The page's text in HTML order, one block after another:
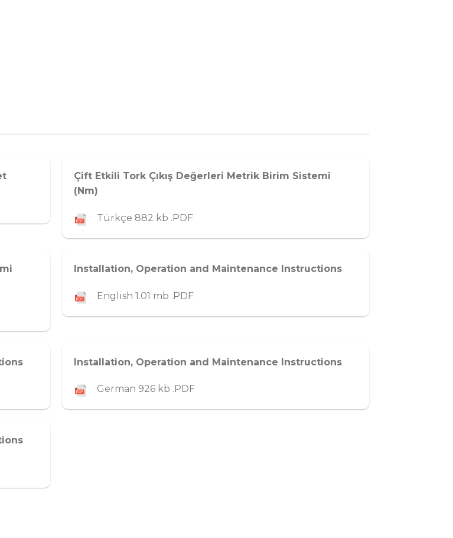
Çift Etkili Tork Çıkış Değerleri Metrik Birim Sistemi
(Nm)
Türkçe 882 kb .PDF
Installation, Operation and Maintenance Instructions
English 1.01 mb .PDF
Installation, Operation and Maintenance Instructions
German 926 kb .PDF